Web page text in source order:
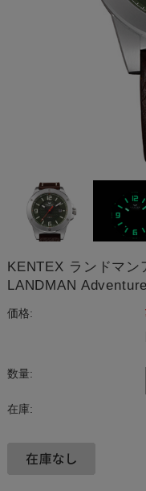
KENTEX ランドマ
LANDMAN
価格:
数量:
在庫: